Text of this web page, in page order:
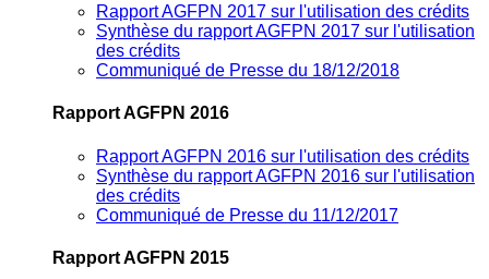
Rapport AGFPN 2017 sur l'utilisation des crédits
Synthèse du rapport AGFPN 2017 sur l'utilisation
des crédits
Communiqué de Presse du 18/12/2018
Rapport AGFPN 2016
Rapport AGFPN 2016 sur l'utilisation des crédits
Synthèse du rapport AGFPN 2016 sur l'utilisation
des crédits
Communiqué de Presse du 11/12/2017
Rapport AGFPN 2015